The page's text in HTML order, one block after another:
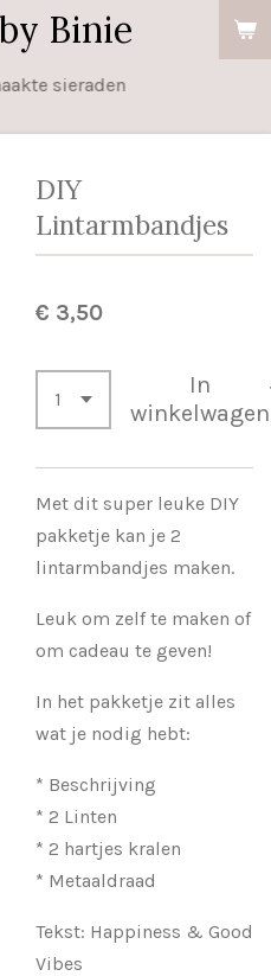
Binie
sieraden
DIY
Lintarmbandjes
€ 3,50
In
winkelwagen
Met dit super leuke DIY
pakketje kan je 2
lintarmbandjes maken.
Leuk om zelf te maken of
om cadeau te geven!
In het pakketje zit alles
wat je nodig hebt:
* Beschrijving
* 2 Linten
* 2 hartjes kralen
* Metaaldraad
Tekst: Happiness & Good
Vibes